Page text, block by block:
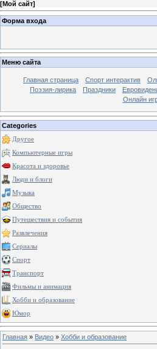
[Мой сайт]
Форма входа
Меню сайта
Главная страница Спорт интерактив
Поэзия-лирика
Праздники
Онлайн
Categories
Другое
Компьютерные игры
Красота и здоровье
Люди и блоги
Музыка
Общество
Путешествия и события
Развлечения
Сериалы
Спорт
Транспорт
Фильмы и анимация
Хобби и образование
Юмор
Главная » Видео » Хобби и образование